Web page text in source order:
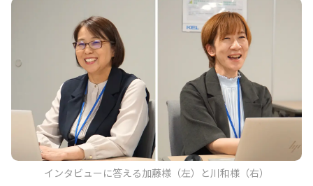
インタビューに答える加藤様（左）と川和様（右）